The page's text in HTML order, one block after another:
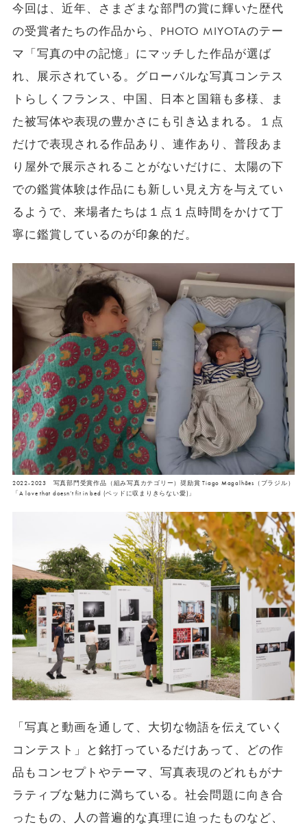
今回は、近年、さまざまな部門の賞に輝いた歴代
の受賞者たちの作品から、PHOTO MIYOTAのテー
マ「写真の中の記憶」にマッチした作品が選ば
れ、展示されている。グローバルな写真コンテス
トらしくフランス、中国、日本と国籍も多様、ま
た被写体や表現の豊かさにも引き込まれる。１点
だけで表現される作品あり、連作あり、普段あま
り屋外で展示されることがないだけに、太陽の下
での鑑賞体験は作品にも新しい見え方を与えてい
るようで、来場者たちは１点１点時間をかけて丁
寧に鑑賞しているのが印象的だ。
2022-2023 写真部門受賞作品（組み写真カテゴリー）奨励賞 Tiago Magalhães（ブラジル）
「A love that doesn’t fit in bed (ベッドに収まりきらない愛)」
「写真と動画を通して、大切な物語を伝えていく
コンテスト」と銘打っているだけあって、どの作
品もコンセプトやテーマ、写真表現のどれもがナ
ラティブな魅力に満ちている。社会問題に向き合
ったもの、人の普遍的な真理に迫ったものなど、